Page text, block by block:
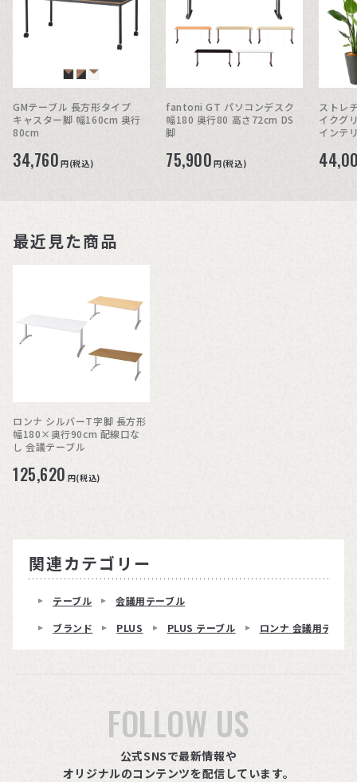
GMテーブル 長方形タイプ
キャスター脚 幅160cm 奥行
80cm
34,760 円(税込)
fantoni GT パソコンデスク
幅180 奥行80 高さ72cm DS
脚
75,900 円(税込)
ストレ
イクグ
インテ
最近見た商品
ロンナ シルバーT字脚 長方形
幅180×奥行90cm 配線口な
し 会議テーブル
125,620 円(税込)
関連カテゴリー
テーブル
会議用テーブル
ブランド
PLUS PLUS テーブル ロンナ 会議用テーブ
FOLLOW US
公式SNSで最新情報や
オリジナルのコンテンツを配信しています。